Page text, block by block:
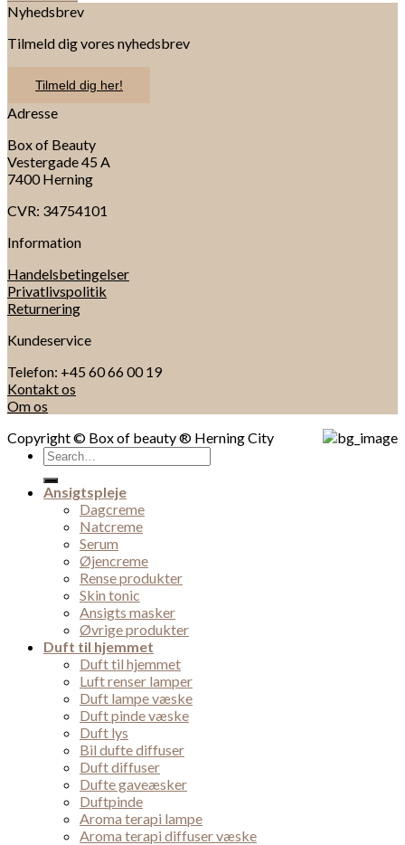
Nyhedsbrev
Tilmeld dig vores nyhedsbrev
Tilmeld dig her!
Adresse
Box of Beauty
Vestergade 45 A
7400 Herning
CVR: 34754101
Information
Handelsbetingelser
Privatlivspolitik
Returnering
Kundeservice
Telefon: +45 60 66 00 19
Kontakt os
Om os
Copyright © Box of beauty ® Herning City
Search
for:
Ansigtspleje
Dagcreme
Natcreme
Serum
Øjencreme
Rense produkter
Skin tonic
Ansigts masker
Øvrige produkter
Duft til hjemmet
Duft til hjemmet
Luft renser lamper
Duft lampe væske
Duft pinde væske
Duft lys
Bil dufte diffuser
Duft diffuser
Dufte gaveæsker
Duftpinde
Aroma terapi lampe
Aroma terapi diffuser væske